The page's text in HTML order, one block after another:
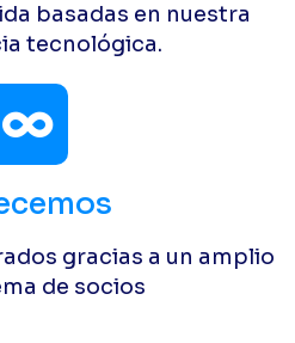
basadas en nuestra
tecnológica.
gracias a un amplio
de socios